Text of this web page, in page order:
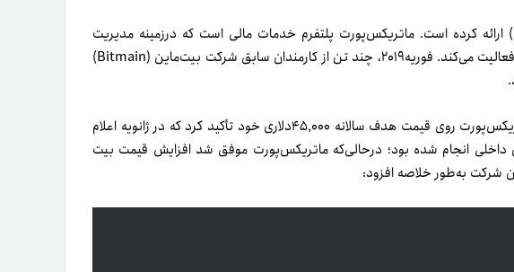
این پیش‌بینی را ماتریکس‌پورت (Matrixport) ارائه کرده است. ماتریکس‌پورت پلتفرم خدمات مالی است که در‌زمینه مدیریت
دارایی‌های دیجیتال و معاملات و سرمایه‌گذاری فعالیت می‌کند. فوریه۲۰۱۹، چند تن از کارمندان سابق شرکت بیت‌ماین (Bitmain)
در پستی وبلاگی که اواخر اکتبر منتشر شد، ماتریکس‌پورت روی قیمت هدف سالانه ۴۵٬۰۰۰دلاری خود تأکید کرد که در ژانویه اعلام
انجام شده بود‌؛ در‌حالی‌که ماتریکس‌پورت موفق شد افزایش قیمت بیت
شرکت به‌طور خلاصه افزود: